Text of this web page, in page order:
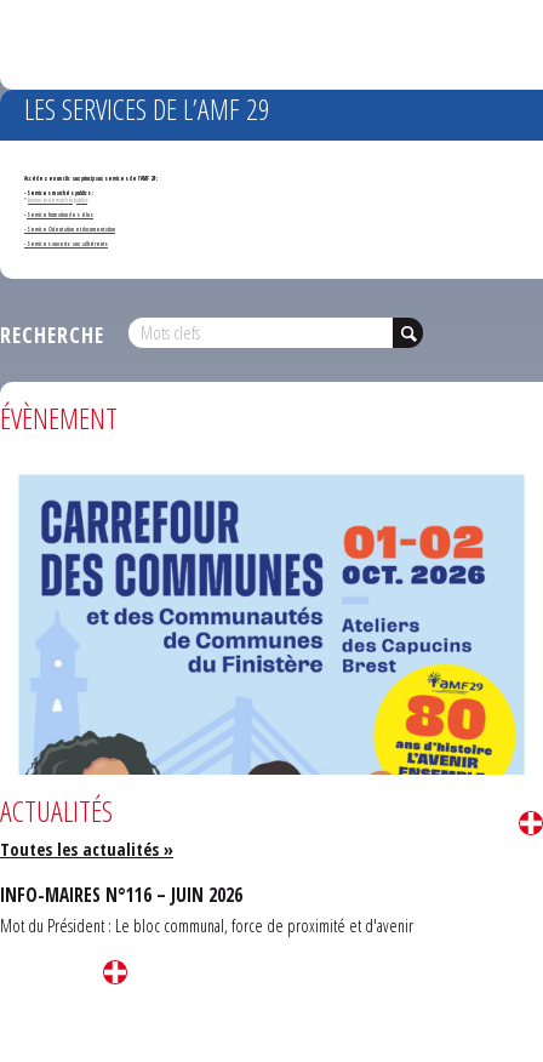
LES SERVICES DE L’AMF 29
Accédez en un clic aux principaux services de l'AMF 29 :
- Services marchés publics :
*Annonces de marchés publics
-Service formation des élus
- Service Orientation et documentation
- Services ouverts aux adhérents
RECHERCHE
ÉVÈNEMENT
ACTUALITÉS
Toutes les actualités »
INFO-MAIRES N°116 – JUIN 2026
Mot du Président : Le bloc communal, force de proximité et d'avenir